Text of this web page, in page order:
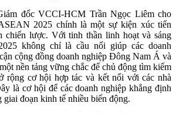
đốc VCCI-HCM Trần Ngọc Liêm cho
2025 chính là một sự kiện xúc tiến
chiến lược. Với tinh thần linh hoạt và sáng
không chỉ là cầu nối giúp các doanh
cộng đồng doanh nghiệp Đông Nam Á và
nền tảng vững chắc để chủ động tìm kiếm
rộng cơ hội hợp tác và kết nối với các nhà
là cơ hội để các doanh nghiệp khẳng định
giai đoạn kinh tế nhiều biến động.